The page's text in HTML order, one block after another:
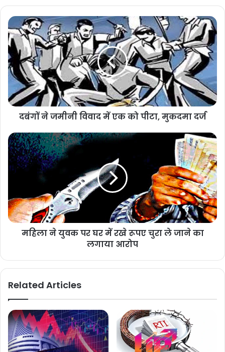
दबंगों ने जमीनी विवाद में एक को पीटा, मुकदमा दर्ज
महिला ने युवक पर घर में रखे रूपए चुरा ले जाने का
लगाया आरोप
Related Articles